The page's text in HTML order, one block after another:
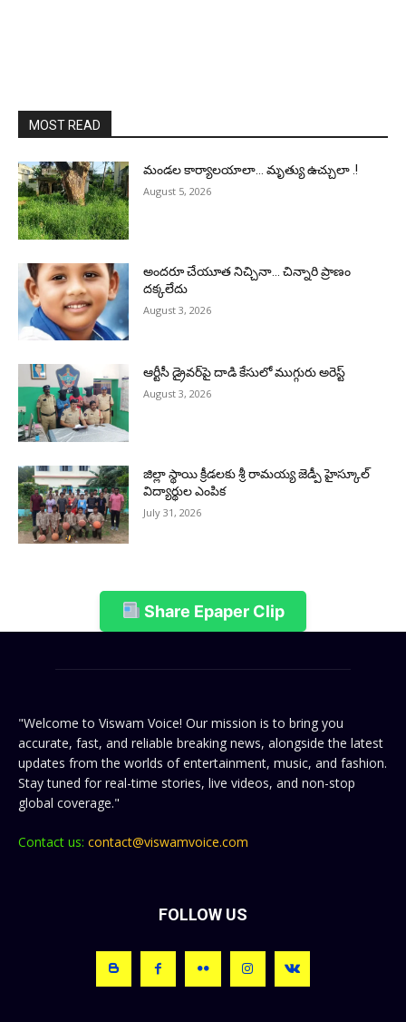
MOST READ
మండల కార్యాలయాలా… మృత్యు ఉచ్చులా .!
August 5, 2026
అందరూ చేయూత నిచ్చినా… చిన్నారి ప్రాణం
దక్కలేదు
August 3, 2026
ఆర్టీసీ డ్రైవర్‌పై దాడి కేసులో ముగ్గురు అరెస్ట్
August 3, 2026
జిల్లా స్థాయి క్రీడలకు శ్రీ రామయ్య జెడ్పీ హైస్కూల్
విద్యార్థుల ఎంపిక
July 31, 2026
Share Epaper Clip
"Welcome to Viswam Voice! Our mission is to bring you
accurate, fast, and reliable breaking news, alongside the latest
updates from the worlds of entertainment, music, and fashion.
Stay tuned for real-time stories, live videos, and non-stop
global coverage."
Contact us: contact@viswamvoice.com
FOLLOW US